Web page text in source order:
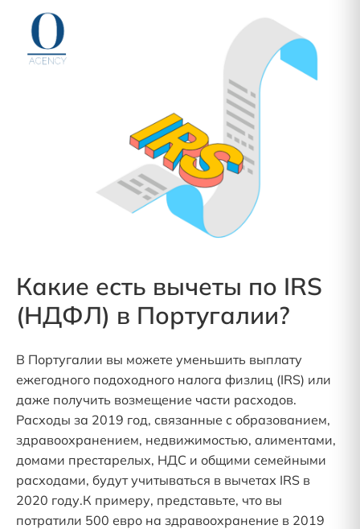
Какие есть вычеты по IRS
(НДФЛ) в Португалии?
В Португалии вы можете уменьшить выплату
ежегодного подоходного налога физлиц (IRS) или
даже получить возмещение части расходов.
Расходы за 2019 год, связанные с образованием,
здравоохранением, недвижимостью, алиментами,
домами престарелых, НДС и общими семейными
расходами, будут учитываться в вычетах IRS в
2020 году.К примеру, представьте, что вы
потратили 500 евро на здравоохранение в 2019